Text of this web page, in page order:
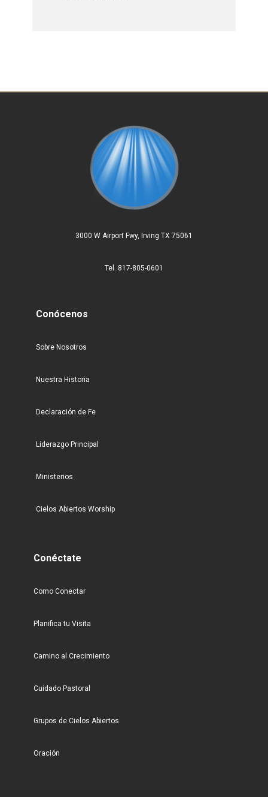
3000 W Airport Fwy, Irving TX 75061
Tel. 817-805-0601
Conócenos
Sobre Nosotros
Nuestra Historia
Declaración de Fe
Liderazgo Principal
Ministerios
Cielos Abiertos Worship
Conéctate
Como Conectar
Planifica tu Visita
Camino al Crecimiento
Cuidado Pastoral
Grupos de Cielos Abiertos
Oración